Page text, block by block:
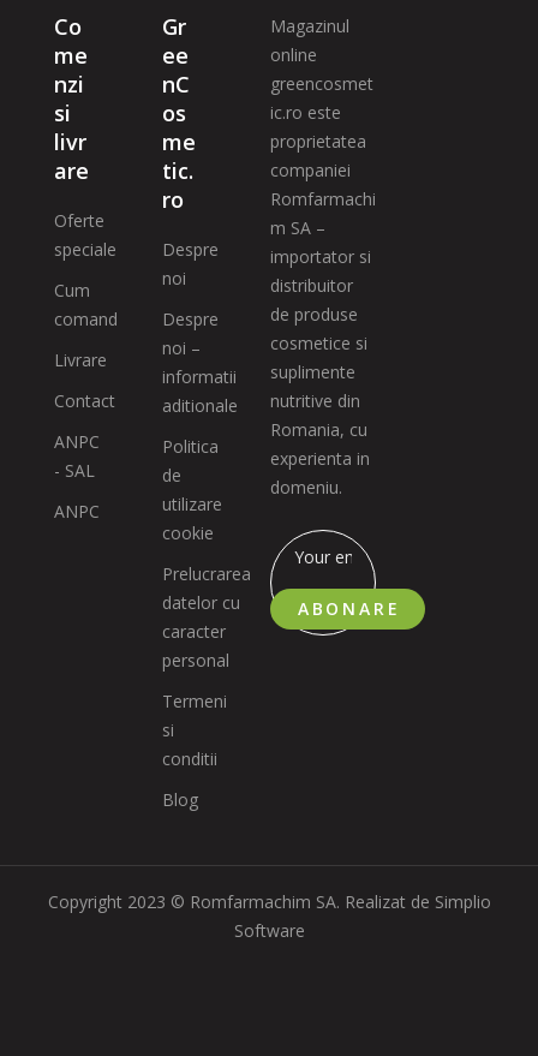
Co
me
nzi
si
livr
are
Oferte
speciale
Cum
comand
Livrare
Contact
ANPC
- SAL
ANPC
Gr
ee
nC
os
me
tic.
ro
Despre
noi
Despre
noi –
informatii
aditionale
Politica
de
utilizare
cookie
Prelucrarea
datelor cu
caracter
personal
Termeni
si
conditii
Blog
Magazinul
online
greencosmet
ic.ro este
proprietatea
companiei
Romfarmachi
m SA –
importator si
distribuitor
de produse
cosmetice si
suplimente
nutritive din
Romania, cu
experienta in
domeniu.
ABONARE
Copyright 2023 © Romfarmachim SA. Realizat de Simplio
Software